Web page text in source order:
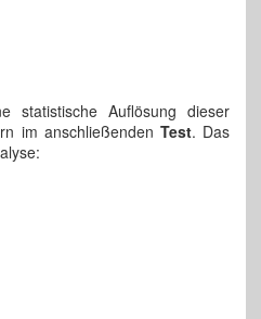
statistische Auflösung dieser
im anschließenden Test. Das